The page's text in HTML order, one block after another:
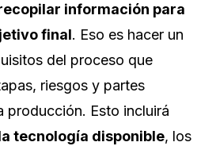
información para
final. Eso es hacer un
del proceso que
riesgos y partes
producción. Esto incluirá
tecnología disponible, los